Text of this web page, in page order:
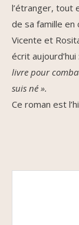
l’étranger, tout
de sa famille en
Vicente et
écrit aujourd’hui :
livre pour
suis né ».
Ce roman est